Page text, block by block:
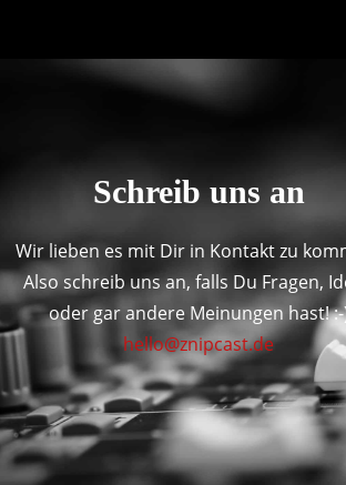
Schreib uns an
Wir lieben es mit Dir in Kontakt zu
Also schreib uns an, falls Du Fragen,
oder gar andere Meinungen hast!
hello@znipcast.de